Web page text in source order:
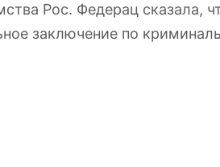
Рос. Федерац сказала,
заключение по